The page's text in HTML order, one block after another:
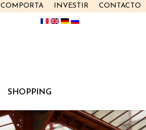
CONTACTO
INVESTIR
COMPORTA
SHOPPING